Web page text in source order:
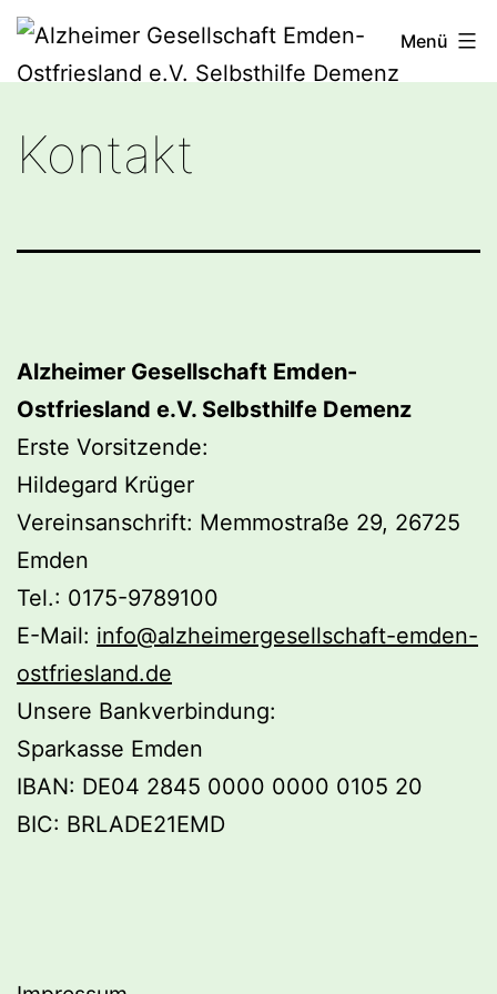
Zum
Gesellschaft
Emden-
e.V.
Menü
Kontakt
Alzheimer Gesellschaft Emden-
Ostfriesland e.V. Selbsthilfe Demenz
Erste Vorsitzende:
Hildegard Krüger
Vereinsanschrift: Memmostraße 29, 26725
Emden
Tel.: 0175-9789100
E-Mail: info@alzheimergesellschaft-emden-
ostfriesland.de
Unsere Bankverbindung:
Sparkasse Emden
IBAN: DE04 2845 0000 0000 0105 20
BIC: BRLADE21EMD